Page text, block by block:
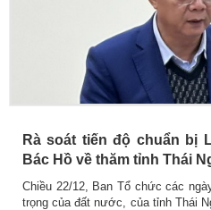
Rà soát tiến độ chuẩn bị
Bác Hồ về thăm tỉnh Thái
Chiều 22/12, Ban Tổ chức các
trọng của đất nước, của tỉnh Thái